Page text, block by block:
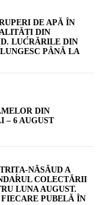
DE APĂ ÎN
DIN
LUCRĂRILE DIN
PÂNĂ LA
DIN
– 6 AUGUST
NĂSĂUD A
COLECTĂRII
LUNA AUGUST.
PUBELĂ ÎN